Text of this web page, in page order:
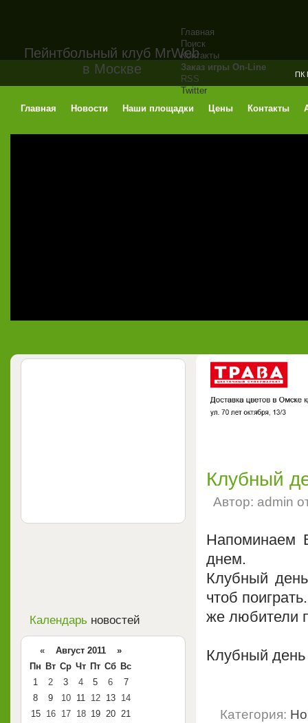
Пейнтбольный клуб MrWeb
в Москве
Главная
Поиск
Контакты
Заказ игры On-Line
RSS
Twitter
ПК
Главная Новости Наши площадки Цены Контакты
Клубный
Автор: admin
Напоминаем
днем.
Клубный
чтоб
же любители
Клубный
Категория:
Календарь новостей
«Август 2011 »
Пн Вт Ср Чт Пт Сб Вс
1
2 3 4 5 6
7
8
9 10 11 12 13
14
15
16 17 18 19 20 21